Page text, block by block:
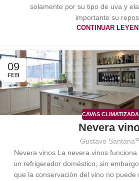
solamente por su tipo de uva y
importante su
CONTINUAR
09
FEB
CAVAS
Nevera
Gustavo Santana
Nevera vinos La nevera vinos
un refrigerador doméstico, sin
que la conservación del vino no